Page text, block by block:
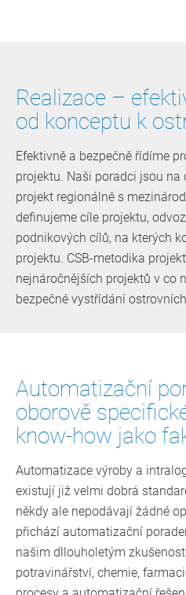
Realizace –
od konceptu k
Efektivně a bezpečně řídíme
projektu. Naši poradci jsou na
projekt regionálně s
definujeme cíle projektu,
podnikových cílů, na kterých
projektu. CSB-metodika
nejnáročnějších projektů v co
bezpečné vystřídání
Automatizační
oborově
know-how jako
Automatizace výroby a
existují již velmi dobrá
někdy ale nepodávají žádné
přichází automatizační
našim dllouholetým
potravinářství, chemie,